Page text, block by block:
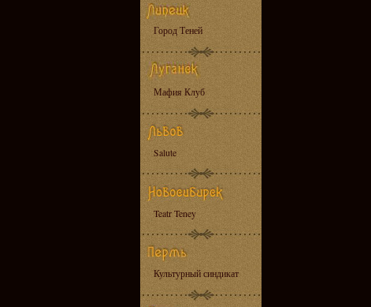
Город Теней
Мафия Клуб
Salute
Teatr Teney
Культурный синдикат